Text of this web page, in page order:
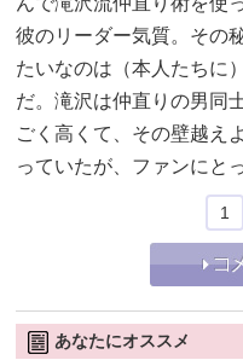
彼のリーダー気質。その
たいなのは（本人たちに
だ。滝沢は仲直りの男同
ごく高くて、その壁越え
っていたが、ファンにと
1
あなたにオススメ